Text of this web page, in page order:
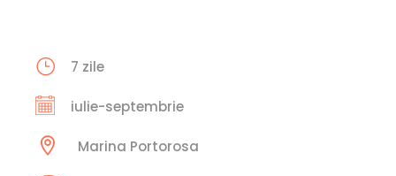
7 zile
iulie-septembrie
Marina Portorosa